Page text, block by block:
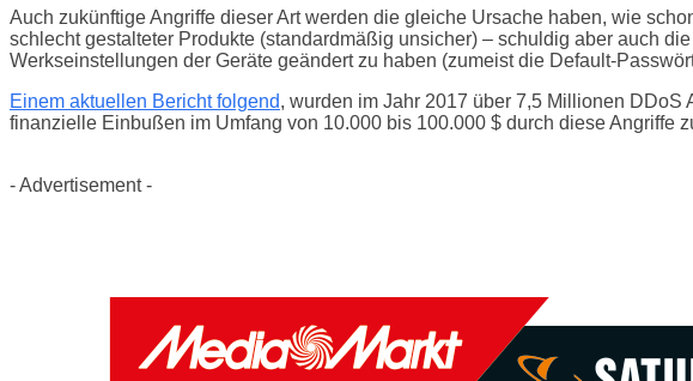
Auch zukünftige Angriffe dieser Art werden die gleiche Ursache haben, wie
schlecht gestalteter Produkte (standardmäßig unsicher) – schuldig aber auch
Werkseinstellungen der Geräte geändert zu haben (zumeist die Default-
Einem aktuellen Bericht folgend, wurden im Jahr 2017 über 7,5 Millionen
finanzielle Einbußen im Umfang von 10.000 bis 100.000 $ durch diese Angriffe
- Advertisement -